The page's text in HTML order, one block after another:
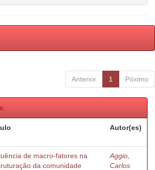
Anterior 1 Póximo
Autor(es)
de macro-fatores na
da comunidade
Aggio,
Carlos